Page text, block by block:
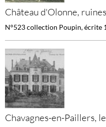
Château d'Olonne,
N°523 collection Poupin, écrite
Chavagnes-en-Paillers,